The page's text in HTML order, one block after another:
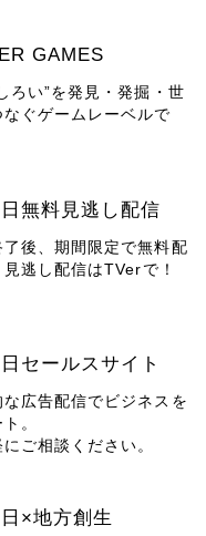
GAMES
ろい”を発見・発掘・世
なぐゲームレーベルで
無料見逃し配信
了後、期間限定で無料配
逃し配信はTVerで！
セールスサイト
な広告配信でビジネスを
。
ご相談ください。
×地方創生